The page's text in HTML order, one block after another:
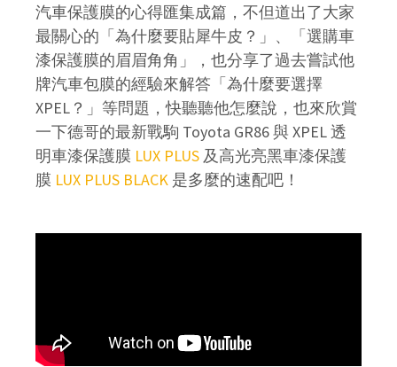
汽車保護膜的心得匯集成篇，不但道出了大家
最關心的「為什麼要貼犀牛皮？」、「選購車
漆保護膜的眉眉角角 」
，也分享了過去嘗試他
牌汽車包膜的經驗來解答「為什麼要選擇
XPEL？」等問題，快聽聽他怎麼說，也來欣賞
一下德哥的最新戰駒 Toyota GR86 與 XPEL 透
明車漆保護膜 LUX PLUS 及高光亮黑車漆保護
膜 LUX PLUS BLACK 是多麼的速配吧！